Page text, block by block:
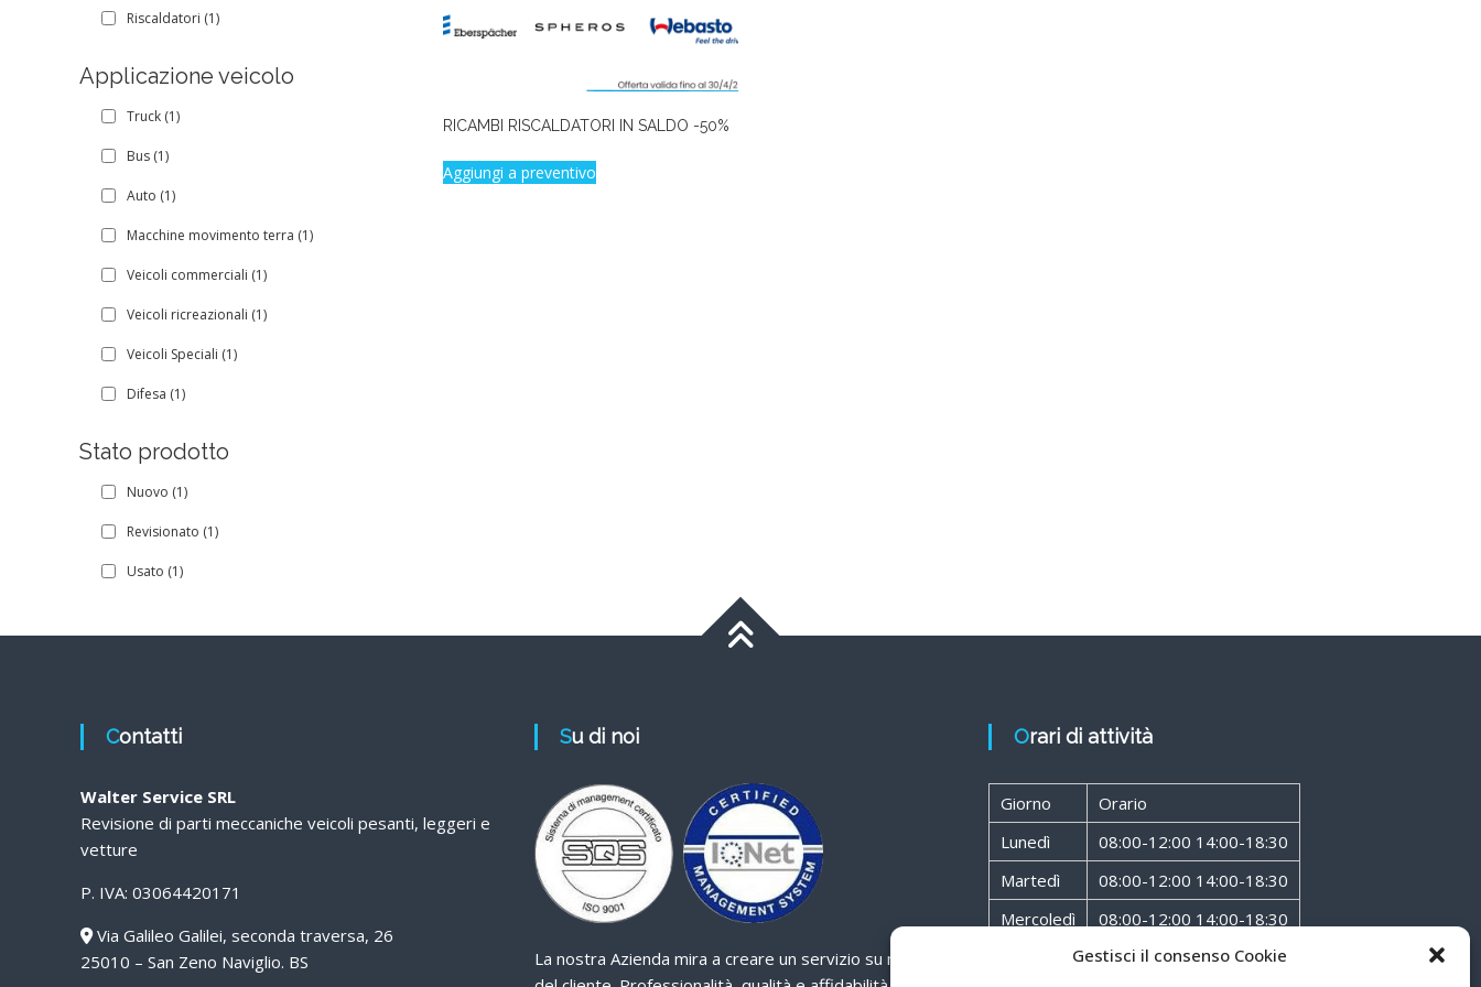
Gestisci il consenso Cookie
RICAMBI RISCALDATORI IN SALDO -50%
Aggiungi a preventivo
Riscaldatori (1)
Applicazione veicolo
Truck (1)
Bus (1)
Auto (1)
Macchine movimento terra (1)
Veicoli commerciali (1)
Veicoli ricreazionali (1)
Veicoli Speciali (1)
Difesa (1)
Stato prodotto
Nuovo (1)
Revisionato (1)
Usato (1)
Contatti
Walter Service SRL
Revisione di parti meccaniche veicoli pesanti, leggeri e
vetture
P. IVA: 03064420171
Via Galileo Galilei, seconda traversa, 26
25010 – San Zeno Naviglio. BS
Su di noi
La nostra Azienda mira a creare un servizio su misura
Orari di attività
Giorno
Orario
Lunedì
08:00-12:00 14:00-18:30
Martedì
08:00-12:00 14:00-18:30
Mercoledì
08:00-12:00 14:00-18:30
08:00-12:00 14:00-18:30